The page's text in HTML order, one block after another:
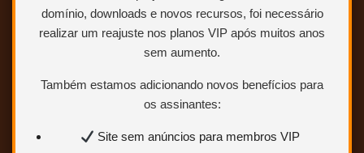
domínio, downloads e novos recursos, foi necessário
realizar um reajuste nos planos VIP após muitos anos
sem aumento.
Também estamos adicionando novos benefícios para
os assinantes:
Site sem anúncios para membros VIP
Conteúdo exclusivo
Você precisa ser Usuário VIP